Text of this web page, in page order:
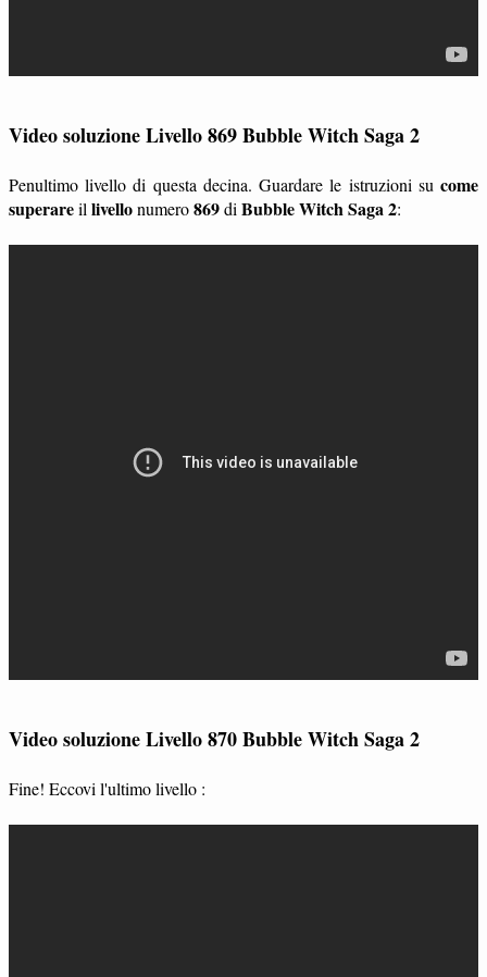
Video soluzione Livello 869 Bubble Witch Saga 2
Penultimo livello di questa decina. Guardare le istruzioni su come
superareil livellonumero869di Bubble Witch Saga 2:
Video soluzione Livello 870 Bubble Witch Saga 2
Fine! Eccovi l'ultimo livello :